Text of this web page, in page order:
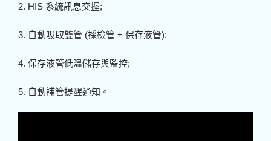
2. HIS 系統訊息交握;
3. 自動吸取雙管 (採檢管 + 保存液管);
4. 保存液管低溫儲存與監控;
5. 自動補管提醒通知。